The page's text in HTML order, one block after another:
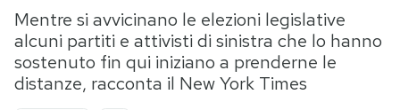
Tecnologia
Internet
Scienza
Cultura
Storie/Idee
Ok Boomer!
Media
Europa
Mentre si avvicinano le elezioni legislative
alcuni partiti e attivisti di sinistra che lo hanno
sostenuto fin qui iniziano a prenderne le
distanze, racconta il New York Times